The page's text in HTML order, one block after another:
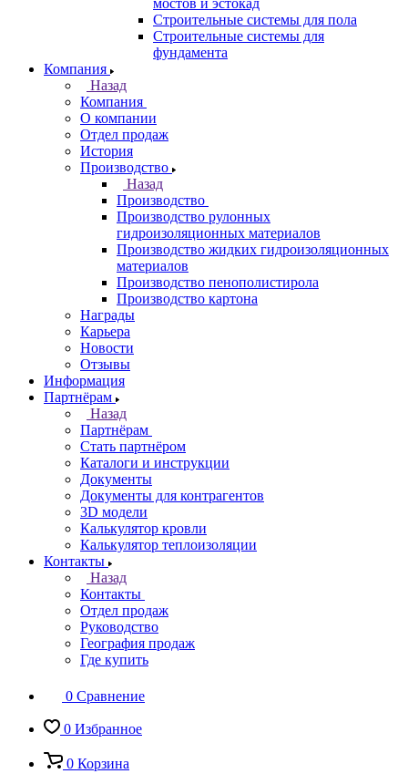
мостов и эстокад
Строительные системы для пола
Строительные системы для
фундамента
Компания
Назад
Компания
О компании
Отдел продаж
История
Производство
Назад
Производство
Производство рулонных
гидроизоляционных материалов
Производство жидких гидроизоляционных
материалов
Производство пенополистирола
Производство картона
Награды
Карьера
Новости
Отзывы
Информация
Партнёрам
Назад
Партнёрам
Стать партнёром
Каталоги и инструкции
Документы
Документы для контрагентов
3D модели
Калькулятор кровли
Калькулятор теплоизоляции
Контакты
Назад
Контакты
Отдел продаж
Руководство
География продаж
Где купить
0 Сравнение
0 Избранное
0 Корзина